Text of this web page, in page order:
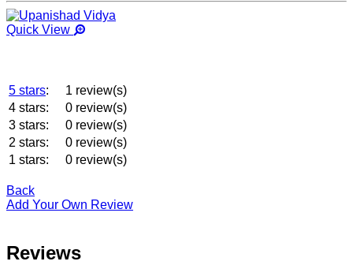
Quick View
5 stars:
1 review(s)
4 stars:
0 review(s)
3 stars:
0 review(s)
2 stars:
0 review(s)
1 stars:
0 review(s)
Back
Add Your Own Review
Reviews